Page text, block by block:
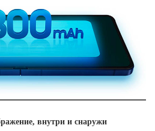
внутри и снаружи